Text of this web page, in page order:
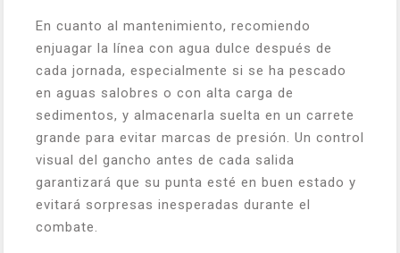
En cuanto al mantenimiento, recomiendo
enjuagar la línea con agua dulce después de
cada jornada, especialmente si se ha pescado
en aguas salobres o con alta carga de
sedimentos, y almacenarla suelta en un carrete
grande para evitar marcas de presión. Un control
visual del gancho antes de cada salida
garantizará que su punta esté en buen estado y
evitará sorpresas inesperadas durante el
combate.